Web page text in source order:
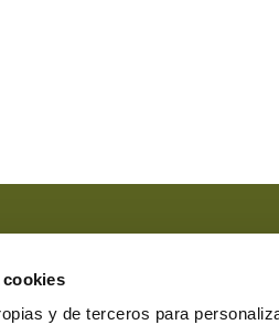
cookies
y de terceros para